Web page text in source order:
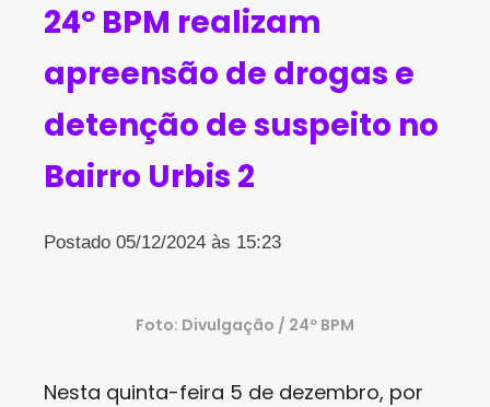
24º BPM realizam
apreensão de drogas e
detenção de suspeito no
Bairro Urbis 2
Postado 05/12/2024 às 15:23
Foto: Divulgação / 24º BPM
Nesta quinta-feira 5 de dezembro, por